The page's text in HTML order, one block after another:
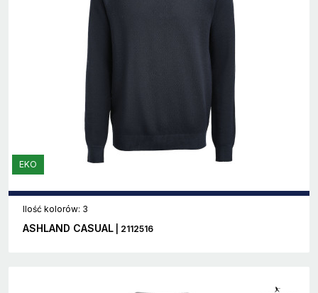
EKO
Ilość kolorów: 3
ASHLAND CASUAL | 2112516